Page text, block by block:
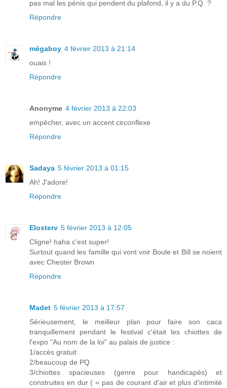
pas mal les pénis qui pendent du plafond, il y a du P.Q. ?
Répondre
mëgaboy 4 février 2013 à 21:14
ouais !
Répondre
Anonyme 4 février 2013 à 22:03
empêcher, avec un accent circonflexe
Répondre
Sadaya 5 février 2013 à 01:15
Ah! J'adore!
Répondre
Elosterv 5 février 2013 à 12:05
Cligne! haha c'est super!
Surtout quand les famille qui vont voir Boule et Bill se noient
avec Chester Brown
Répondre
Madet 5 février 2013 à 17:57
Sérieusement, le meilleur plan pour faire son caca
tranquillement pendant le festival c'était les chiottes de
l'expo "Au nom de la loi" au palais de justice :
1/accès gratuit
2/beaucoup de PQ
3/chiottes spacieuses (genre pour handicapés) et
construites en dur ( = pas de courant d'air et plus d'intimité